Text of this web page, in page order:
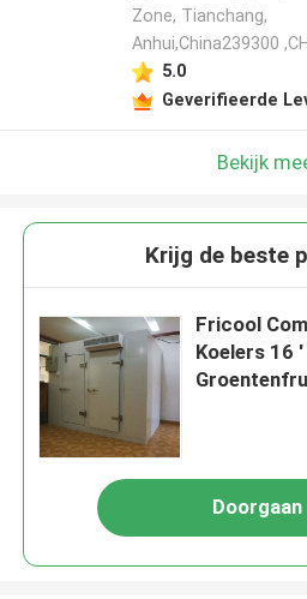
Zone, Tianchang,
Anhui,China239300
5.0
Geverifieerde
Bekijk
Krijg de beste
Fricool
Koelers 16
Doorgaan